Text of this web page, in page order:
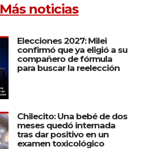
Más noticias
Elecciones 2027: Milei
confirmó que ya eligió a su
compañero de fórmula
para buscar la reelección
Chilecito: Una bebé de dos
meses quedó internada
tras dar positivo en un
examen toxicológico